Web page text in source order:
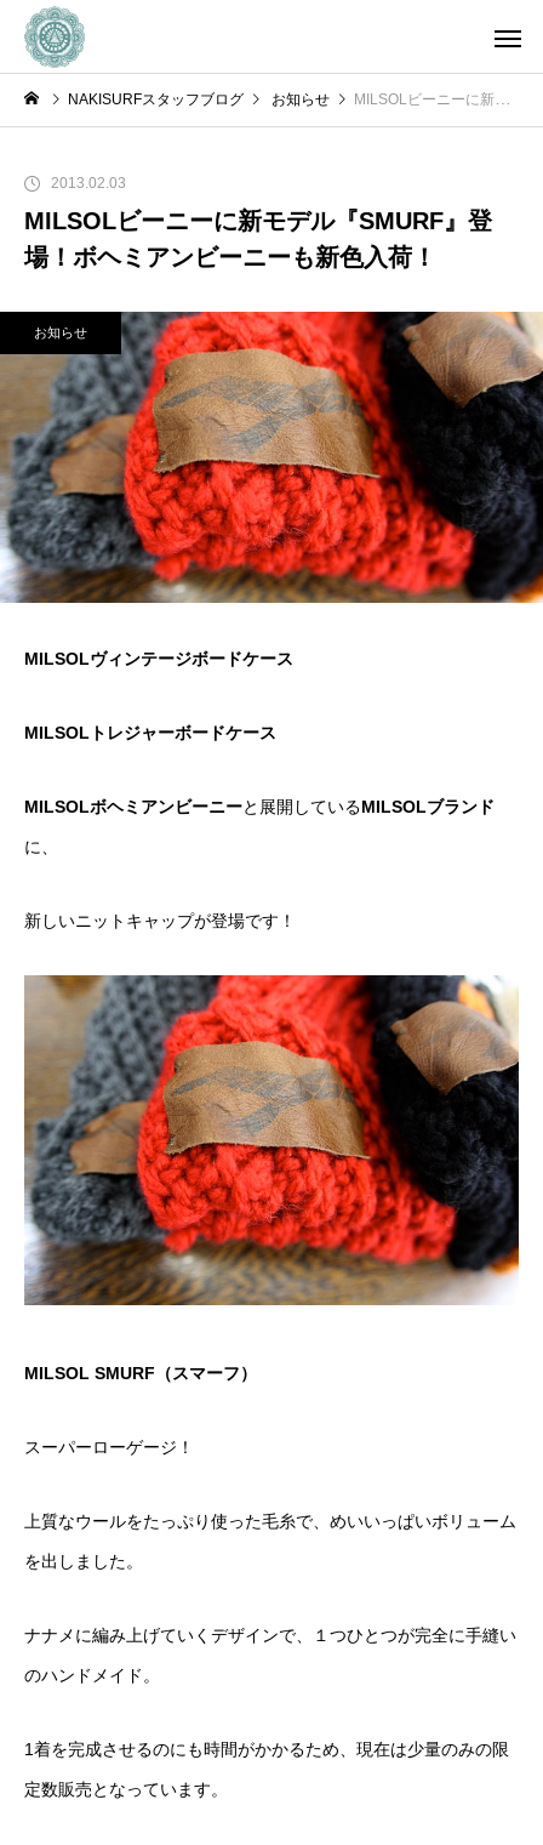
NAKISURFスタッフブログ お知らせ MILSOLビーニーに新モデル『SMURF』登場！ボヘミアンビーニーも新色入荷！
2013.02.03
MILSOLビーニーに新モデル『SMURF』登
場！ボヘミアンビーニーも新色入荷！
お知らせ
MILSOLヴィンテージボードケース
MILSOLトレジャーボードケース
MILSOLボヘミアンビーニーと展開しているMILSOLブランド
に、
新しいニットキャップが登場です！
MILSOL SMURF（スマーフ）
スーパーローゲージ！
上質なウールをたっぷり使った毛糸で、めいいっぱいボリューム
を出しました。
ナナメに編み上げていくデザインで、１つひとつが完全に手縫い
のハンドメイド。
1着を完成させるのにも時間がかかるため、現在は少量のみの限
定数販売となっています。